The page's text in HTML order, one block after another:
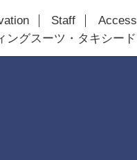
Staff Access
ングスーツ・タキシード